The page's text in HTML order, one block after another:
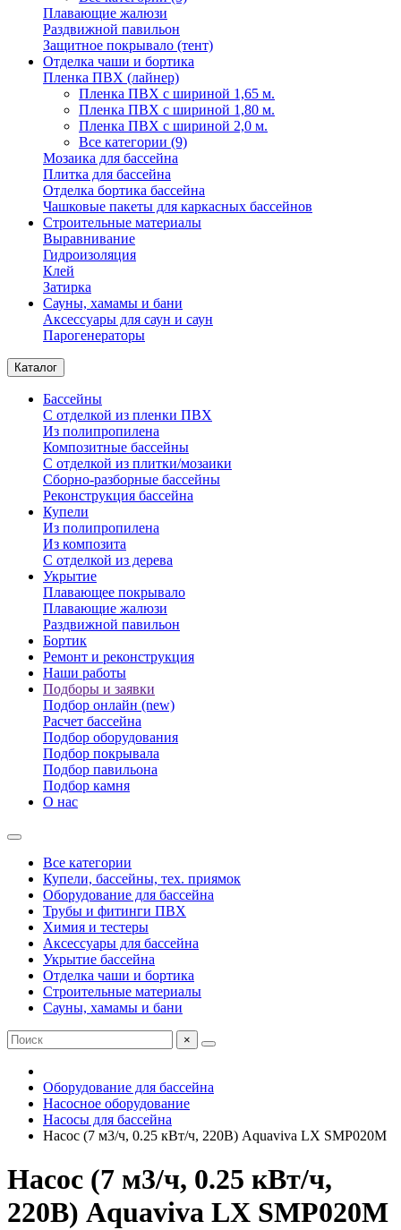
Плавающие жалюзи
Раздвижной павильон
Защитное покрывало (тент)
Отделка чаши и бортика
Пленка ПВХ (лайнер)
Пленка ПВХ с шириной 1,65 м.
Пленка ПВХ с шириной 1,80 м.
Пленка ПВХ с шириной 2,0 м.
Все категории (9)
Мозаика для бассейна
Плитка для бассейна
Отделка бортика бассейна
Чашковые пакеты для каркасных бассейнов
Строительные материалы
Выравнивание
Гидроизоляция
Клей
Затирка
Сауны, хамамы и бани
Аксессуары для саун и саун
Парогенераторы
Каталог
Бассейны
С отделкой из пленки ПВХ
Из полипропилена
Композитные бассейны
С отделкой из плитки/мозаики
Сборно-разборные бассейны
Реконструкция бассейна
Купели
Из полипропилена
Из композита
С отделкой из дерева
Укрытие
Плавающее покрывало
Плавающие жалюзи
Раздвижной павильон
Бортик
Ремонт и реконструкция
Наши работы
Подборы и заявки
Подбор онлайн (new)
Расчет бассейна
Подбор оборудования
Подбор покрывала
Подбор павильона
Подбор камня
О нас
Все категории
Купели, бассейны, тех. приямок
Оборудование для бассейна
Трубы и фитинги ПВХ
Химия и тестеры
Аксессуары для бассейна
Укрытие бассейна
Отделка чаши и бортика
Строительные материалы
Сауны, хамамы и бани
×
Оборудование для бассейна
Насосное оборудование
Насосы для бассейна
Насос (7 м3/ч, 0.25 кВт/ч, 220В) Aquaviva LX SMP020M
Насос (7 м3/ч, 0.25 кВт/ч,
220В) Aquaviva LX SMP020M